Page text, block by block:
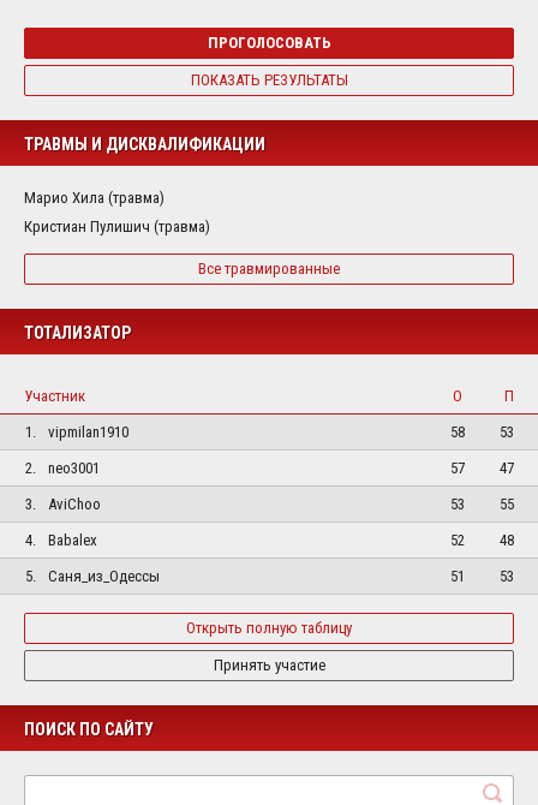
ПРОГОЛОСОВАТЬ
ПОКАЗАТЬ РЕЗУЛЬТАТЫ
ТРАВМЫ И ДИСКВАЛИФИКАЦИИ
Марио Хила (травма)
Кристиан Пулишич (травма)
Все травмированные
ТОТАЛИЗАТОР
Участник О
П
1.
vipmilan1910 58
53
2.
neo3001 57
47
3.
AviChoo 53
55
4.
Babalex 52
48
5.
Саня_из_Одессы 51 53
Открыть полную таблицу
Принять участие
ПОИСК ПО САЙТУ